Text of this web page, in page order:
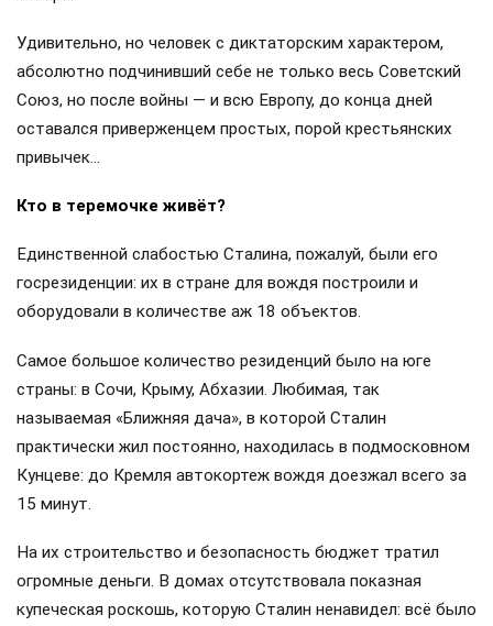
Удивительно, но человек с диктаторским характером,
абсолютно подчинивший себе не только весь Советский
Союз, но после войны — и всю Европу, до конца дней
оставался приверженцем простых, порой крестьянских
привычек…
Кто в теремочке живёт?
Единственной слабостью Сталина, пожалуй, были его
госрезиденции: их в стране для вождя построили и
оборудовали в количестве аж 18 объектов.
Самое большое количество резиденций было на юге
страны: в Сочи, Крыму, Абхазии. Любимая, так
называемая «Ближняя дача», в которой Сталин
практически жил постоянно, находилась в подмосковном
Кунцеве: до Кремля автокортеж вождя доезжал всего за
15 минут.
На их строительство и безопасность бюджет тратил
огромные деньги. В домах отсутствовала показная
купеческая роскошь, которую Сталин ненавидел: всё было